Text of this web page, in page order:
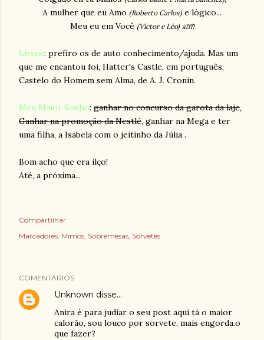
A mulher que eu Amo (Roberto Carlos)e lógico...
Meu eu em Você (Victor e Léo) afff!
Livros: prefiro os de auto conhecimento/ajuda. Mas um
que me encantou foi, Hatter's Castle, em português,
Castelo do Homem sem Alma, de A. J. Cronin.
Meu Maior Sonho: ganhar no concurso da garota da laje,
Ganhar na promoção da Nestlé, ganhar na Mega e ter
uma filha, a Isabela com o jeitinho da Júlia .
Bom acho que era ilço!
Até, a próxima...
Compartilhar
Marcadores: Mimos Sobremesas Sorvetes
COMENTÁRIOS
Unknown disse…
Anira é para judiar o seu post aqui tá o maior
calorão, sou louco por sorvete, mais engorda.o
que fazer?